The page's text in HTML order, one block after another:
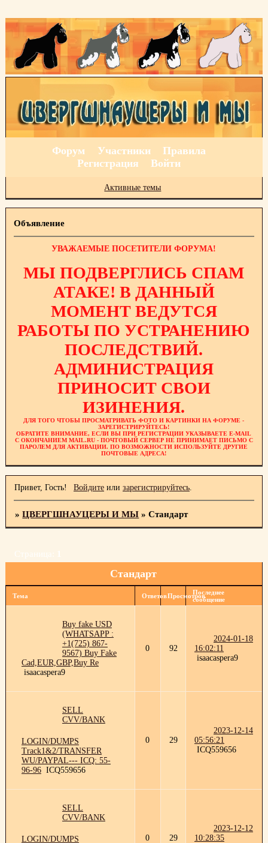
Форум Участники
Правила
Регистрация
Войти
Активные темы
Объявление
УВАЖАЕМЫЕ ПОСЕТИТЕЛИ ФОРУМА!
МЫ ПОДВЕРГЛИСЬ СПАМ
АТАКЕ! В ДАННЫЙ
МОМЕНТ ВЕДУТСЯ
РАБОТЫ ПО УСТРАНЕНИЮ
ПОСЛЕДСТВИЙ.
АДМИНИСТРАЦИЯ
ПРИНОСИТ СВОИ
ИЗИНЕНИЯ.
ДЛЯ ТОГО ЧТОБЫ ПРОСМАТРИВАТЬ ФОТО И КАРТИНКИ НА ФОРУМЕ -
ЗАРЕГИСТРИРУЙТЕСЬ!
ОБРАТИТЕ ВНИМАНИЕ, ЕСЛИ ВЫ ПРИ РЕГИСТРАЦИИ УКАЗЫВАЕТЕ E-MAIL
С ОКОНЧАНИЕМ MAIL.RU - ПОЧТОВЫЙ СЕРВЕР НЕ ПРИНИМАЕТ ПИСЬМО С
ПАРОЛЕМ ДЛЯ АКТИВАЦИИ. ПО ВОЗМОЖНОСТИ ИСПОЛЬЗУЙТЕ ДРУГИЕ
ПОЧТОВЫЕ АДРЕСА!
Привет, Гость! Войдитеили зарегистрируйтесь.
»ЦВЕРГШНАУЦЕРЫ И МЫ »Стандарт
Стандарт
Страница: 1
Тема ОтветовПросмотровПоследнее
сообщение
Buy fake USD
(WHATSAPP :
+1(725) 867-
9567) Buy Fake
Cad,EUR,GBP,Buy Re
isaacaspera9
0 92
2024-01-18
16:02:11
isaacaspera9
SELL
CVV/BANK
LOGIN/DUMPS
Track1&2/TRANSFER
WU/PAYPAL--- ICQ: 55-
96-96 ICQ559656
0 29
2023-12-14
05:56:21
ICQ559656
SELL
CVV/BANK
LOGIN/DUMPS
0 29
2023-12-12
10:28:35